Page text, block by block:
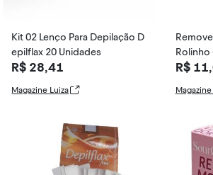
Kit 02 Lenço Para Depilação D
epilflax 20 Unidades
R$ 28,41
Magazine Luiza
Rolinho
Gici
R$
Magazine